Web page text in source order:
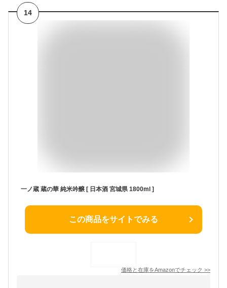
14
一ノ蔵 蔵の華 純米吟醸 [ 日本酒 宮城県 1800ml ]
この商品をサイトでみる
価格と在庫をAmazonでチェック >>